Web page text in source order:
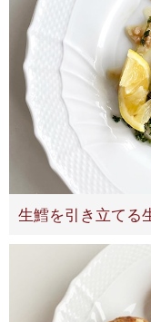
生鱈を引き立てる